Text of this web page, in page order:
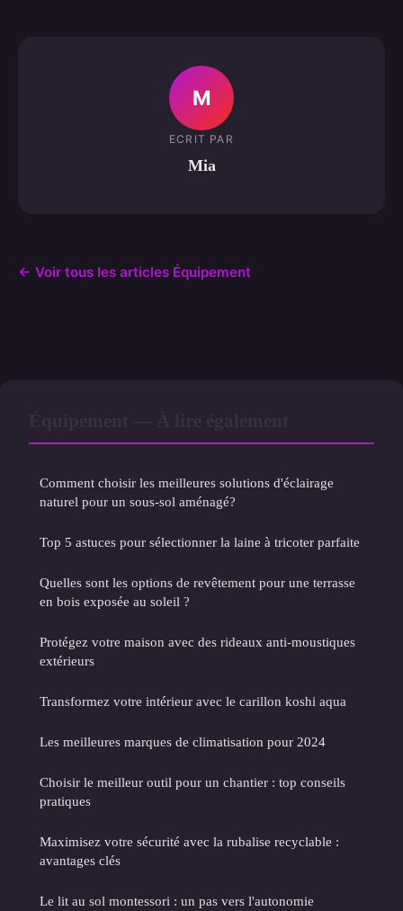
M
ECRIT PAR
Mia
← Voir tous les articles Équipement
Comment choisir les meilleures solutions d'éclairage
naturel pour un sous-sol aménagé?
Top 5 astuces pour sélectionner la laine à tricoter parfaite
Quelles sont les options de revêtement pour une terrasse
en bois exposée au soleil ?
Protégez votre maison avec des rideaux anti-moustiques
extérieurs
Transformez votre intérieur avec le carillon koshi aqua
Les meilleures marques de climatisation pour 2024
Choisir le meilleur outil pour un chantier : top conseils
pratiques
Maximisez votre sécurité avec la rubalise recyclable :
avantages clés
Le lit au sol montessori : un pas vers l'autonomie